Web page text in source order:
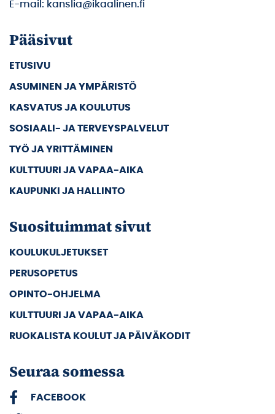
E-mail: kanslia@ikaalinen.fi
Pääsivut
ETUSIVU
ASUMINEN JA YMPÄRISTÖ
KASVATUS JA KOULUTUS
SOSIAALI- JA TERVEYSPALVELUT
TYÖ JA YRITTÄMINEN
KULTTUURI JA VAPAA-AIKA
KAUPUNKI JA HALLINTO
Suosituimmat sivut
KOULUKULJETUKSET
PERUSOPETUS
OPINTO-OHJELMA
KULTTUURI JA VAPAA-AIKA
RUOKALISTA KOULUT JA PÄIVÄKODIT
Seuraa somessa
FACEBOOK